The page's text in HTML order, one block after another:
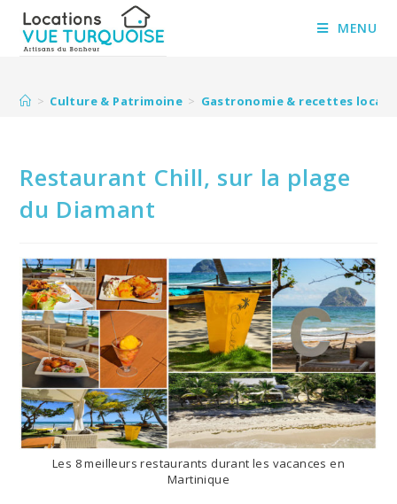
content
MENU
> Culture & Patrimoine > Gastronomie & recettes
Restaurant Chill, sur la plage
du Diamant
Les 8 meilleurs restaurants durant les vacances en
Martinique